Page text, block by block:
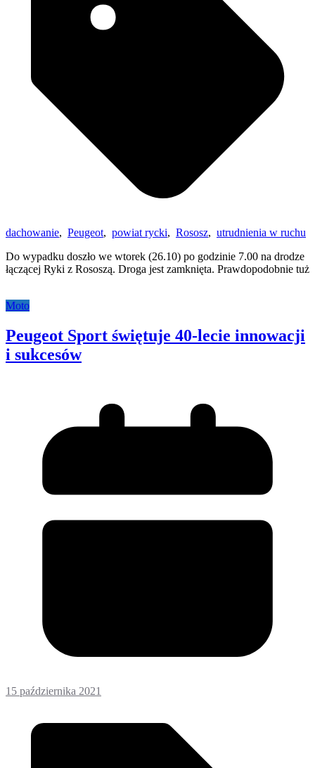
dachowanie, Peugeot, powiat rycki, Rososz, utrudnienia w ruchu
Do wypadku doszło we wtorek (26.10) po godzinie 7.00 na drodze
łączącej Ryki z Rososzą. Droga jest zamknięta. Prawdopodobnie tuż
Moto
Peugeot Sport świętuje 40-lecie innowacji
i sukcesów
15 października 2021